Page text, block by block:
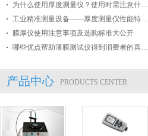
为什么使用厚度测量仪？使用时需注意什么？
工业精准测量设备——厚度测量仪性能特点介绍
膜厚仪使用注意事项及选购标准大公开
哪些优点帮助薄膜测试仪得到消费者的喜爱？
产品中心 · PRODUCTS CENTER